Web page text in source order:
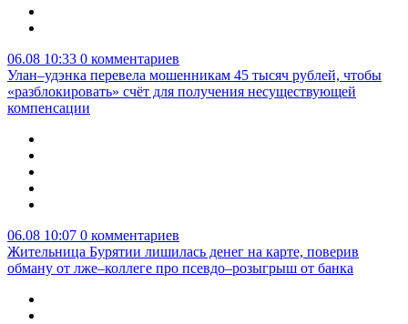
06.08 10:33 0 комментариев
Улан–удэнка перевела мошенникам 45 тысяч рублей, чтобы
«разблокировать» счёт для получения несуществующей
компенсации
06.08 10:07 0 комментариев
Жительница Бурятии лишилась денег на карте, поверив
обману от лже–коллеге про псевдо–розыгрыш от банка